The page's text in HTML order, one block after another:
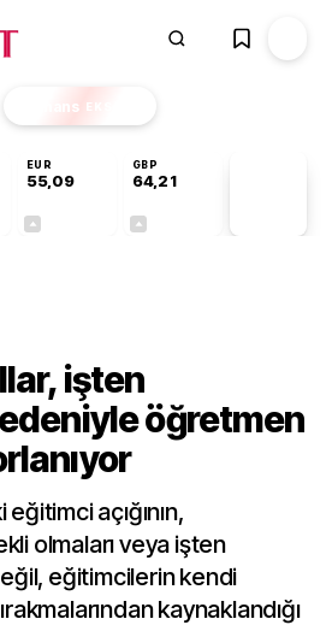
Finans EKSTRA
EUR
55,09
GBP
64,21
işten
öğretmen
açığının,
olmaları veya işten
eğitimcilerin kendi
kaynaklandığı